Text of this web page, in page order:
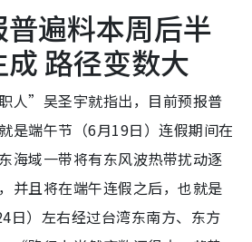
遍料本周后半
路径变数大
人”吴圣宇就指出，目前预报普
是端午节（6月19日）连假期间在
海域一带将有东风波热带扰动逐
并且将在端午连假之后，也就是
日）左右经过台湾东南方、东方